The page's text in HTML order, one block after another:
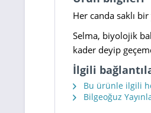
Her canda saklı
Selma, biyolojik
kader deyip
İlgili
Bu ürünle ilgili
Bilgeoğuz